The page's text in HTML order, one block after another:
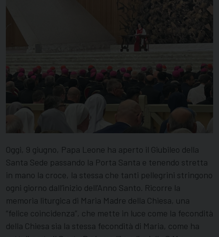
Oggi, 9 giugno, Papa Leone ha aperto il Giubileo della
Santa Sede passando la Porta Santa e tenendo stretta
in mano la croce, la stessa che tanti pellegrini stringono
ogni giorno dall’inizio dell’Anno Santo. Ricorre la
memoria liturgica di Maria Madre della Chiesa, una
“felice coincidenza”, che mette in luce come la fecondità
della Chiesa sia la stessa fecondità di Maria, come ha